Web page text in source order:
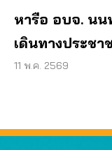
หารือ อบจ. นน
เดินทางประชา
11 พ.ค. 2569